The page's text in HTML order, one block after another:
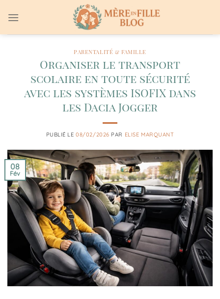
au
PARENTALITÉ & FAMILLE
Organiser le transport
scolaire en toute sécurité
avec les systèmes ISOFIX dans
les Dacia Jogger
PUBLIÉ LE08/02/2026 PAR ELISE MARQUANT
08
Fév